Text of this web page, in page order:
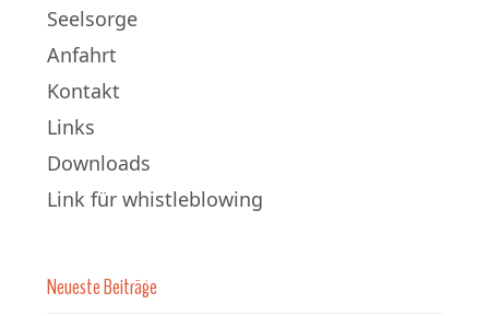
Seelsorge
Anfahrt
Kontakt
Links
Downloads
Link für whistleblowing
Neueste Beiträge